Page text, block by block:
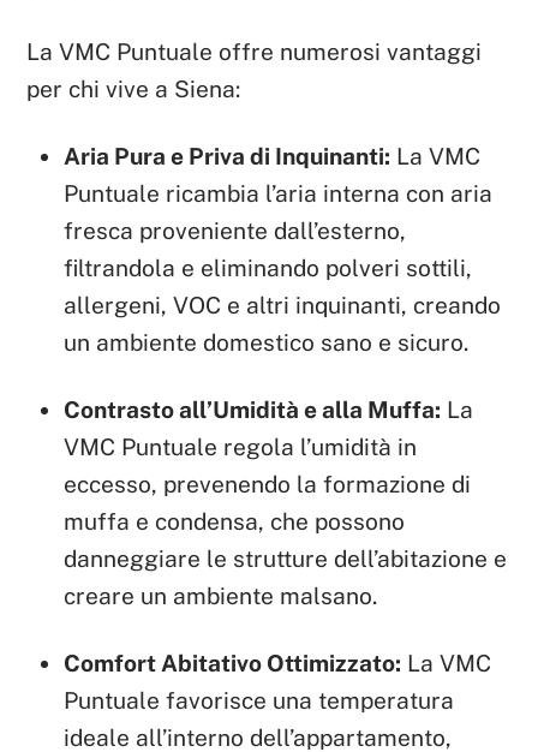
La VMC Puntuale offre numerosi vantaggi
per chi vive a Siena:
Aria Pura e Priva di Inquinanti: La VMC
Puntuale ricambia l’aria interna con aria
fresca proveniente dall’esterno,
filtrandola e eliminando polveri sottili,
allergeni, VOC e altri inquinanti, creando
un ambiente domestico sano e sicuro.
Contrasto all’Umidità e alla Muffa: La
VMC Puntuale regola l’umidità in
eccesso, prevenendo la formazione di
muffa e condensa, che possono
danneggiare le strutture dell’abitazione e
creare un ambiente malsano.
Comfort Abitativo Ottimizzato: La VMC
Puntuale favorisce una temperatura
ideale all’interno dell’appartamento,